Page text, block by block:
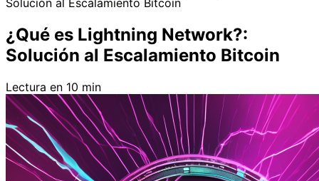
Solución al Escalamiento Bitcoin
¿Qué es Lightning Network?:
Solución al Escalamiento Bitcoin
Lectura en 10 min